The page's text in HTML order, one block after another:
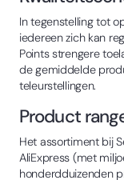
In tegenstelling tot
iedereen zich kan
Points strengere
de gemiddelde
teleurstellingen.
Product
Het assortiment bij
AliExpress (met
honderdduizenden